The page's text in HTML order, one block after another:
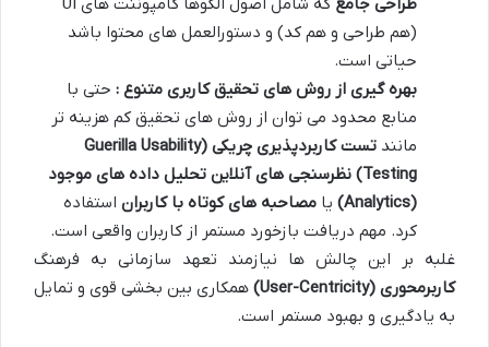
(هم طراحی و هم کد) و دستورالعمل های محتوا باشد
حیاتی است.
بهره گیری از روش های تحقیق کاربری متنوع : حتی با
منابع محدود می توان از روش های تحقیق کم هزینه تر
مانند تست کاربردپذیری چریکی (Guerilla Usability
Testing) نظرسنجی های آنلاین تحلیل داده های موجود
(Analytics)
یا مصاحبه های کوتاه با کاربران استفاده
کرد. مهم دریافت بازخورد مستمر از کاربران واقعی است.
غلبه بر این چالش ها نیازمند تعهد سازمانی به فرهنگ
کاربرمحوری (User-Centricity)
همکاری بین بخشی قوی و تمایل
به یادگیری و بهبود مستمر است.